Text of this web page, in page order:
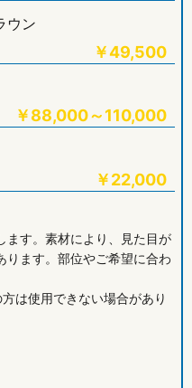
ウン
￥49,500
￥88,000～110,000
￥22,000
ます。素材により、見た目が
ります。部位やご希望に合わ
は使用できない場合があり